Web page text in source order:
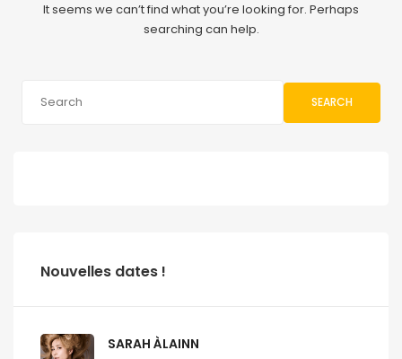
It seems we can’t find what you’re looking for. Perhaps
searching can help.
SEARCH
Nouvelles dates !
SARAH ÀLAINN